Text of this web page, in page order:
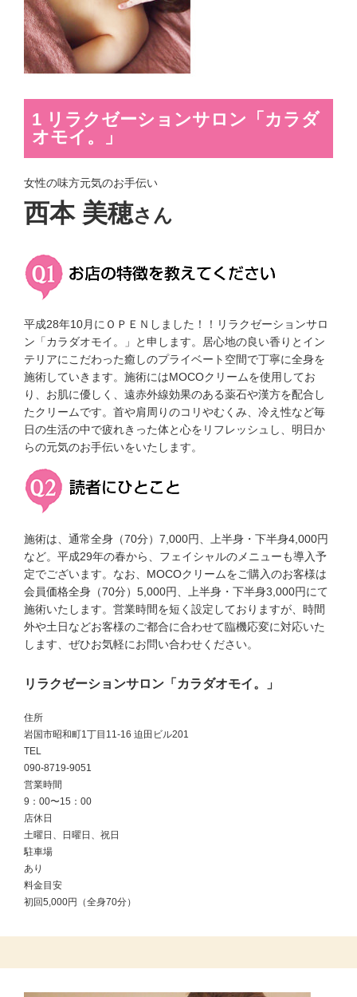
1 リラクゼーションサロン「カラダ
オモイ。」
女性の味方元気のお手伝い
西本 美穂さん
平成28年10月にＯＰＥＮしました！！リラクゼーションサロ
ン「カラダオモイ。」と申します。居心地の良い香りとイン
テリアにこだわった癒しのプライベート空間で丁寧に全身を
施術していきます。施術にはMOCOクリームを使用してお
り、お肌に優しく、遠赤外線効果のある薬石や漢方を配合し
たクリームです。首や肩周りのコリやむくみ、冷え性など毎
日の生活の中で疲れきった体と心をリフレッシュし、明日か
らの元気のお手伝いをいたします。
施術は、通常全身（70分）7,000円、上半身・下半身4,000円
など。平成29年の春から、フェイシャルのメニューも導入予
定でございます。なお、MOCOクリームをご購入のお客様は
会員価格全身（70分）5,000円、上半身・下半身3,000円にて
施術いたします。営業時間を短く設定しておりますが、時間
外や土日などお客様のご都合に合わせて臨機応変に対応いた
します、ぜひお気軽にお問い合わせください。
リラクゼーションサロン「カラダオモイ。」
住所
岩国市昭和町1丁目11-16 迫田ビル201
TEL
090-8719-9051
営業時間
9：00〜15：00
店休日
土曜日、日曜日、祝日
駐車場
あり
料金目安
初回5,000円（全身70分）